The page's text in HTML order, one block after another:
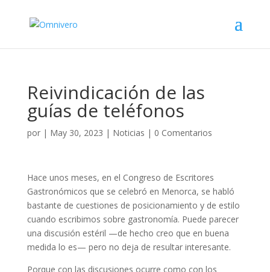
Reivindicación de las
guías de teléfonos
por | May 30, 2023 | Noticias | 0 Comentarios
Hace unos meses, en el Congreso de Escritores
Gastronómicos que se celebró en Menorca, se habló
bastante de cuestiones de posicionamiento y de estilo
cuando escribimos sobre gastronomía. Puede parecer
una discusión estéril —de hecho creo que en buena
medida lo es— pero no deja de resultar interesante.
Porque con las discusiones ocurre como con los